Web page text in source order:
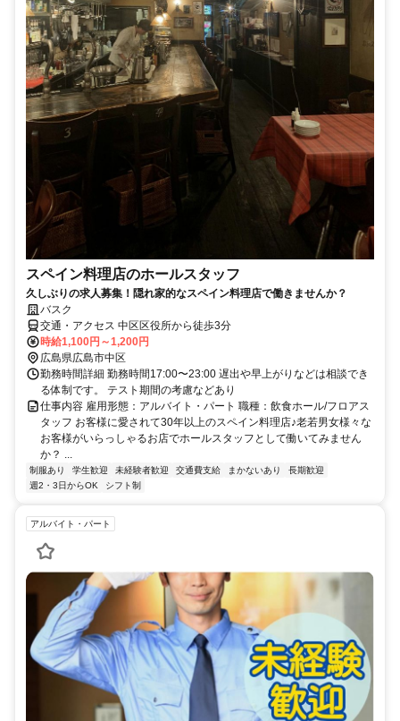
スペイン料理店のホールスタッフ
久しぶりの求人募集！隠れ家的なスペイン料理店で働きませんか？
バスク
交通・アクセス 中区区役所から徒歩3分
時給1,100円～1,200円
広島県広島市中区
勤務時間詳細 勤務時間17:00〜23:00 遅出や早上がりなどは相談でき
る体制です。 テスト期間の考慮などあり
仕事内容 雇用形態：アルバイト・パート 職種：飲食ホール/フロアス
タッフ お客様に愛されて30年以上のスペイン料理店♪老若男女様々な
お客様がいらっしゃるお店でホールスタッフとして働いてみません
か？ ...
制服あり 学生歓迎 未経験者歓迎 交通費支給 まかないあり
長期歓迎
週2・3日からOK
シフト制
アルバイト・パート